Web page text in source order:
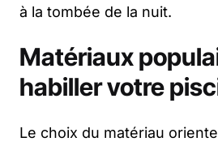
à la tombée de la nuit.
Matériaux
habiller votre
Le choix du matériau